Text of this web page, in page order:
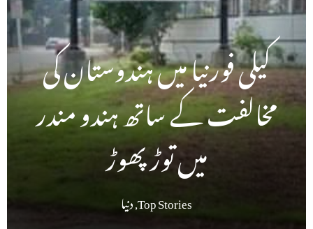
کیلی فورنیا میں ہندوستان کی
مخالفت کے ساتھ ہندو مندر
میں توڑ پھوڑ
Top Stories
,دنیا